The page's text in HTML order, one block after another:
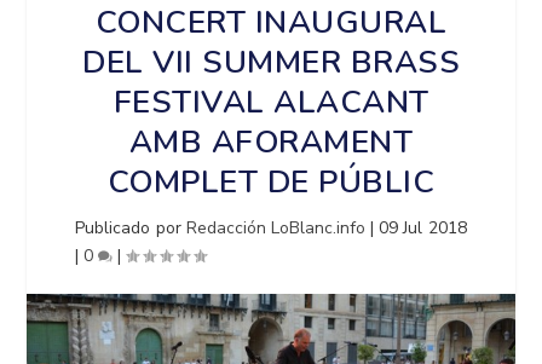
CONCERT INAUGURAL
DEL VII SUMMER BRASS
FESTIVAL ALACANT
AMB AFORAMENT
COMPLET DE PÚBLIC
Publicado por Redacción LoBlanc.info |09 Jul 2018
|0 |